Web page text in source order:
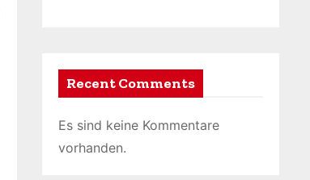
Recent Comments
Es sind keine Kommentare
vorhanden.